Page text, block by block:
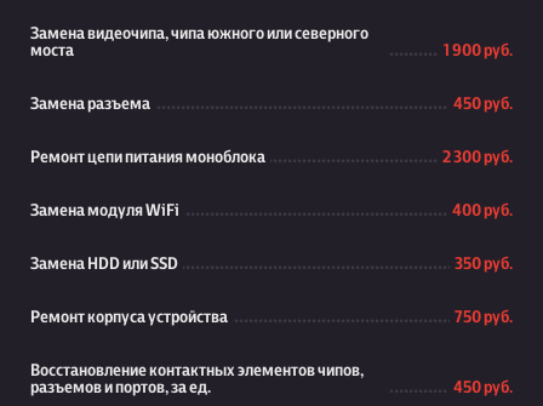
Замена видеочипа, чипа южного или северного
моста
1 900 руб.
Замена разъема 450 руб.
Ремонт цепи питания моноблока 2 300 руб.
Замена модуля WiFi 400 руб.
Замена HDD или SSD 350 руб.
Ремонт корпуса устройства 750 руб.
Восстановление контактных элементов чипов,
разъемов и портов, за ед.
450 руб.